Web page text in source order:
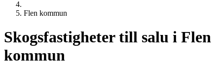
Flen kommun
Skogsfastigheter till salu i Flen
kommun